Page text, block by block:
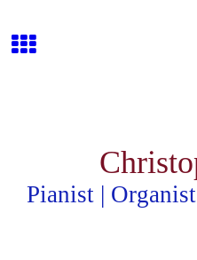
Pianist |